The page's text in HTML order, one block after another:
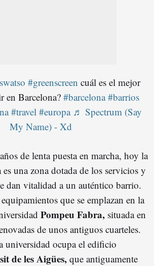
#greenscreen cuál es el mejor
en Barcelona?#barcelona #barrios
#travel #europa ♬ Spectrum (Say
My Name) - Xd
de lenta puesta en marcha, hoy la
es una zona dotada de los servicios y
dan vitalidad a un auténtico barrio.
que se emplazan en la
Pompeu Fabra, situada en
de unos antiguos cuarteles.
universidad ocupa el edificio
de les Aigües, que antiguamente